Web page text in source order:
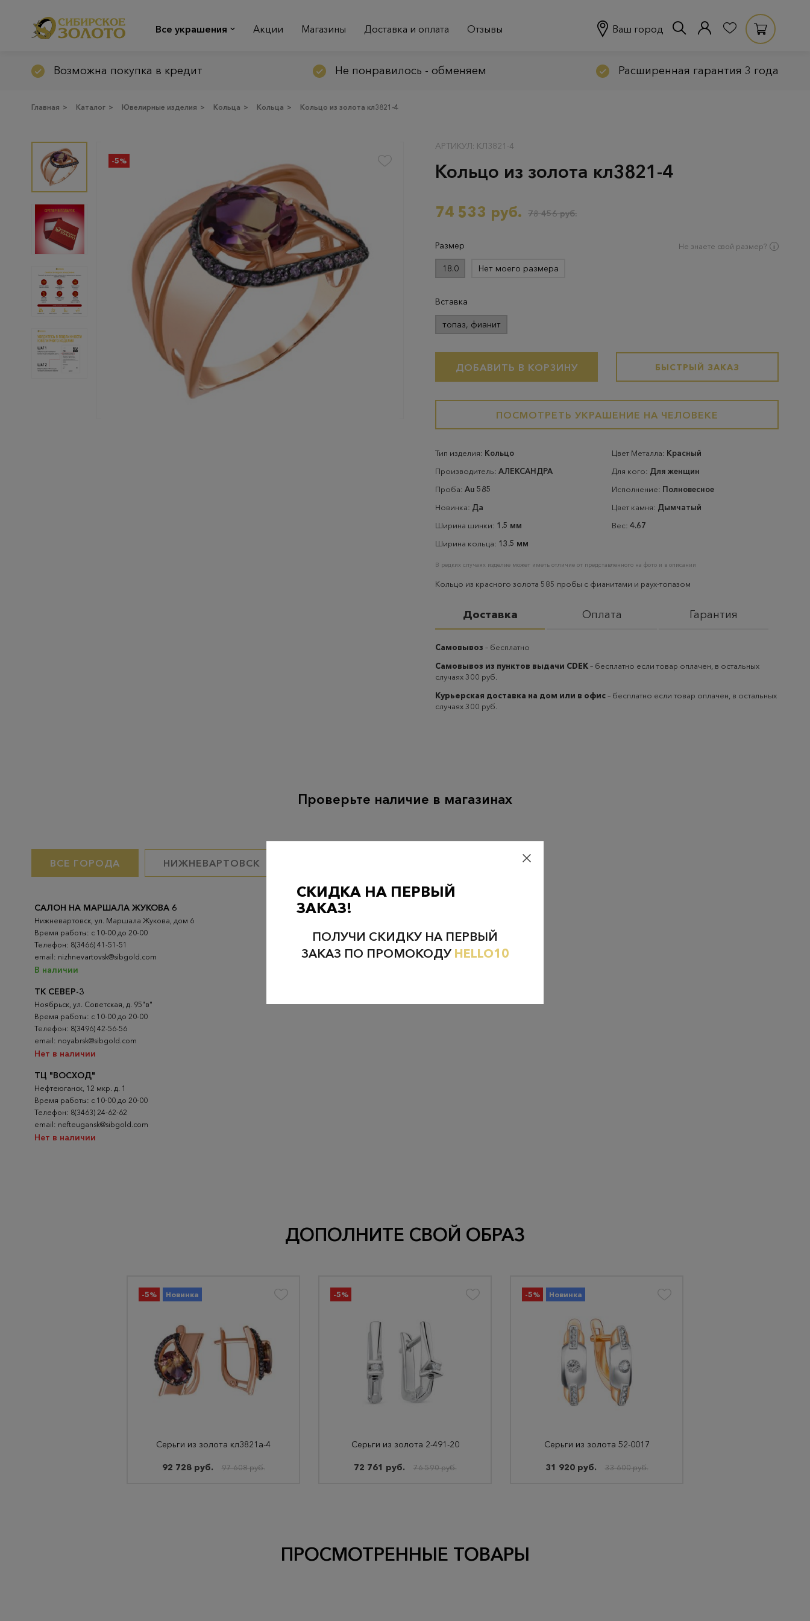
Все украшения Акции Магазины Доставка и оплата Отзывы Ваш город
Возможна покупка в кредит Не понравилось - обменяем Расширенная гарантия 3 года
Главная > Каталог > Ювелирные изделия > Кольца > Кольца > Кольцо из золота кл3821-4
-5%
АРТИКУЛ: КЛ3821-4
Кольцо из золота кл3821-4
74 533 руб. 78 456 руб.
Размер Не знаете свой размер?
18.0 Нет моего размера
Вставка
топаз, фианит
ДОБАВИТЬ В КОРЗИНУ БЫСТРЫЙ ЗАКАЗ
ПОСМОТРЕТЬ УКРАШЕНИЕ НА ЧЕЛОВЕКЕ
Тип изделия: Кольцо
Производитель: АЛЕКСАНДРА
Проба: Au 585
Новинка: Да
Ширина шинки: 1.5 мм
Ширина кольца: 13.5 мм
Цвет Металла: Красный
Для кого: Для женщин
Исполнение: Полновесное
Цвет камня: Дымчатый
Вес: 4.67
В редких случаях изделие может иметь отличие от представленного на фото и в описании
Кольцо из красного золота 585 пробы с фианитами и раух-топазом
Доставка Оплата Гарантия
Самовывоз – бесплатно
Самовывоз из пунктов выдачи CDEK– бесплатно если товар оплачен, в остальных
случаях 300 руб.
Курьерская доставка на дом или в офис– бесплатно если товар оплачен, в остальных
случаях 300 руб.
Проверьте наличие в магазинах
ВСЕ ГОРОДА НИЖНЕВАРТОВСК
ТК СЕВЕР-3
Ноябрьск, ул. Советская, д. 95"в"
Время работы: с 10-00 до 20-00
Телефон: 8(3496) 42-56-56
email: noyabrsk@sibgold.com
Нет в наличии
ТЦ "ВОСХОД"
Нефтеюганск, 12 мкр. д. 1
Время работы: с 10-00 до 20-00
Телефон: 8(3463) 24-62-62
email: nefteugansk@sibgold.com
Нет в наличии
САЛОН НА МАРШАЛА ЖУКОВА 6
Нижневартовск, ул. Маршала Жукова, дом 6
Время работы: с 10-00 до 20-00
Телефон: 8(3466) 41-51-51
email: nizhnevartovsk@sibgold.com
В наличии
ДОПОЛНИТЕ СВОЙ ОБРАЗ
-5% Новинка
Серьги из золота кл3821а-4
92 728 руб. 97 608 руб.
-5%
Серьги из золота 2-491-20
72 761 руб. 76 590 руб.
-5% Новинка
Серьги из золота 52-0017
31 920 руб. 33 600 руб.
ПРОСМОТРЕННЫЕ ТОВАРЫ
СКИДКА НА ПЕРВЫЙ
ЗАКАЗ!
ПОЛУЧИ СКИДКУ НА ПЕРВЫЙ
ЗАКАЗ ПО ПРОМОКОДУ HELLO10